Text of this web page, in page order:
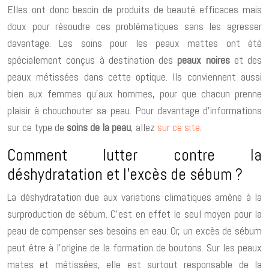
Elles ont donc besoin de produits de beauté efficaces mais
doux pour résoudre ces problématiques sans les agresser
davantage. Les soins pour les peaux mattes ont été
spécialement conçus à destination des peaux noireset des
peaux métissées dans cette optique. Ils conviennent aussi
bien aux femmes qu’aux hommes, pour que chacun prenne
plaisir à chouchouter sa peau. Pour davantage d’informations
sur ce type de soins de la peau, allez sur ce site
Comment lutter contre la
déshydratation et l’excès de sébum ?
La déshydratation due aux variations climatiques amène à la
surproduction de sébum. C’est en effet le seul moyen pour la
peau de compenser ses besoins en eau. Or, un excès de sébum
peut être à l’origine de la formation de boutons. Sur les peaux
mates et métissées, elle est surtout responsable de la